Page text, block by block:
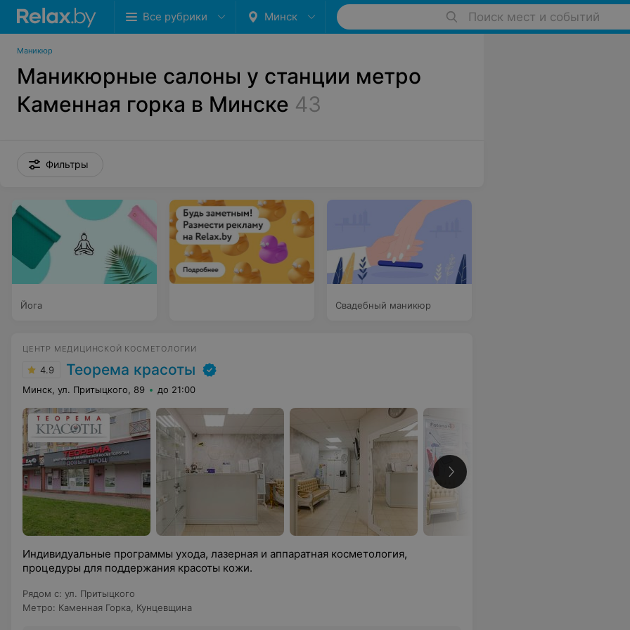
Все рубрики Минск Поиск мест и событий
Маникюр
Маникюрные салоны у станции метро
Каменная горка в Минске 43
Фильтры
Йога Свадебный маникюр
ЦЕНТР МЕДИЦИНСКОЙ КОСМЕТОЛОГИИ
4.9 Теорема красоты
Минск, ул. Притыцкого, 89 до 21:00
Индивидуальные программы ухода, лазерная и аппаратная косметология,
процедуры для поддержания красоты кожи.
Рядом с: ул. Притыцкого
Метро: Каменная Горка Кунцевщина